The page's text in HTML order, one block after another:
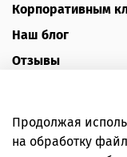
Корпоративным
Наш блог
Отзывы
Продолжая
на обработку